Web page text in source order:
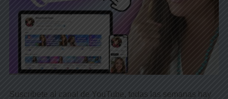
Suscríbete al canal de YouTube, todas las semanas hay